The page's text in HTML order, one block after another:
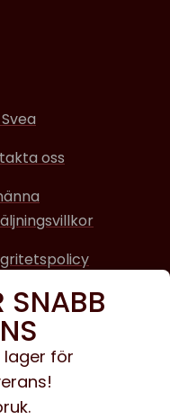
oss
SNABB
lager för